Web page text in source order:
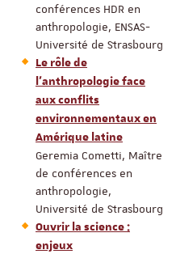
conférences HDR en
anthropologie, ENSAS-
Université de Strasbourg
Le rôle de
l’anthropologie face
aux conflits
environnementaux en
Amérique latine
Geremia Cometti, Maître
de conférences en
anthropologie,
Université de Strasbourg
Ouvrir la science :
enjeux